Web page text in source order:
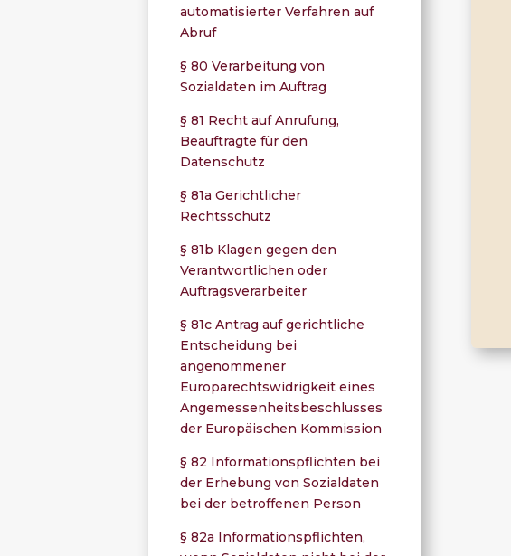
automatisierter Verfahren auf
Abruf
§ 80 Verarbeitung von
Sozialdaten im Auftrag
§ 81 Recht auf Anrufung,
Beauftragte für den
Datenschutz
§ 81a Gerichtlicher
Rechtsschutz
§ 81b Klagen gegen den
Verantwortlichen oder
Auftragsverarbeiter
§ 81c Antrag auf gerichtliche
Entscheidung bei
angenommener
Europarechtswidrigkeit eines
Angemessenheitsbeschlusses
der Europäischen Kommission
§ 82 Informationspflichten bei
der Erhebung von Sozialdaten
bei der betroffenen Person
§ 82a Informationspflichten,